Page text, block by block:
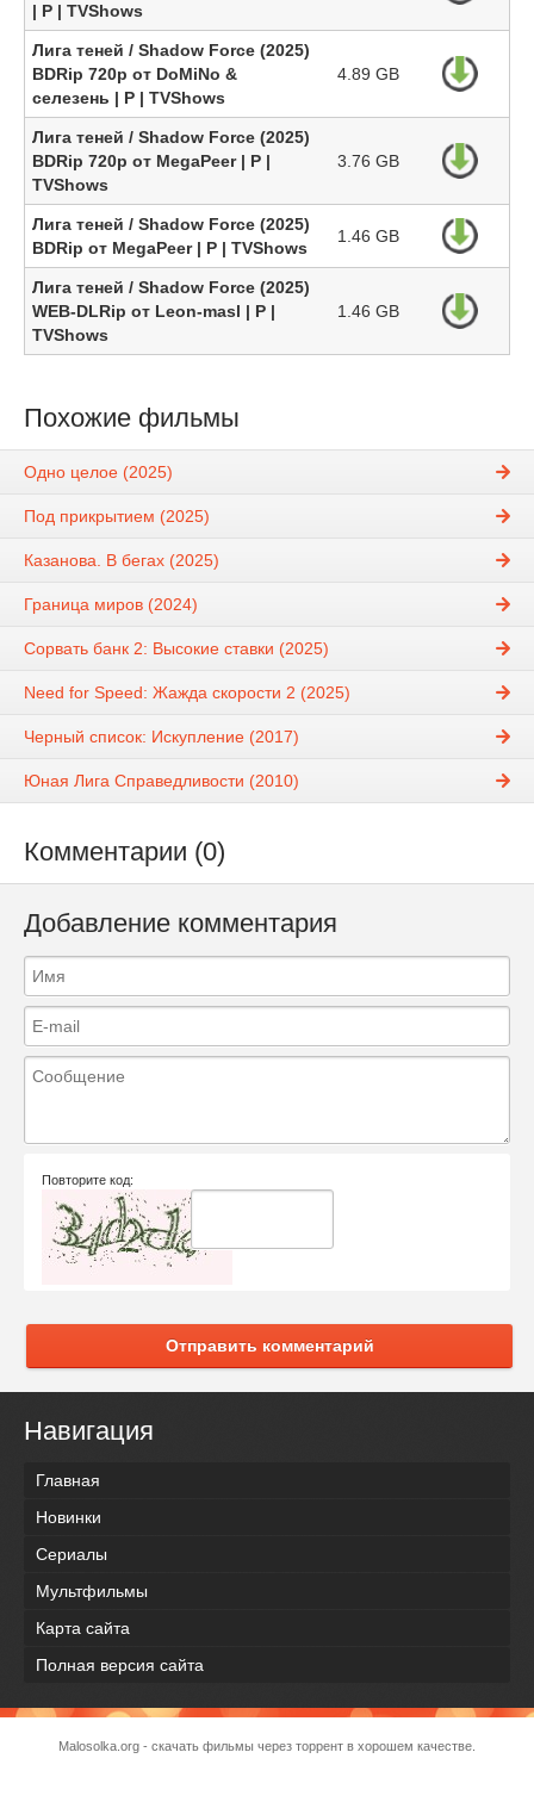
| P | TVShows
Лига теней / Shadow Force (2025)
BDRip 720p от DoMiNo &
селезень | P | TVShows
4.89 GB
Лига теней / Shadow Force (2025)
BDRip 720p от MegaPeer | P |
TVShows
3.76 GB
Лига теней / Shadow Force (2025)
BDRip от MegaPeer | P | TVShows
1.46 GB
Лига теней / Shadow Force (2025)
WEB-DLRip от Leon-masl | P |
TVShows
1.46 GB
Похожие фильмы
Одно целое (2025)
Под прикрытием (2025)
Казанова. В бегах (2025)
Граница миров (2024)
Сорвать банк 2: Высокие ставки (2025)
Need for Speed: Жажда скорости 2 (2025)
Черный список: Искупление (2017)
Юная Лига Справедливости (2010)
Комментарии (0)
Добавление комментария
Повторите код:
Отправить комментарий
Навигация
Главная
Новинки
Сериалы
Мультфильмы
Карта сайта
Полная версия сайта
Malosolka.org - скачать фильмы через торрент в хорошем качестве.